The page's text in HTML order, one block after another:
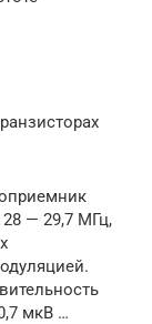
28 — 29,7 МГц,
мкВ …